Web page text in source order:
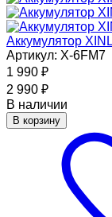
Аккумулятор
Артикул: X-6FM7
1 990 ₽
2 990 ₽
В наличии
В корзину